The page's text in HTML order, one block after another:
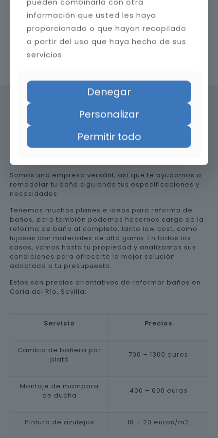
Precio de reformar el baño en
Sevilla
Somos una empresa versátil, así que te ayudamos a
remodelar tu baño siguiendo tus especificaciones y
necesidades.
Tenemos muchos planes e ideas para reforma de
baños, pero también podemos hacernos cargo de la
reforma de baño al completo, tanto low cost, como
lujosas con materiales de alta gama. En todos los
casos, vamos hasta tu propiedad y analizamos sus
condiciones para ofrecerte la mejor solución
adaptada a tu presupuesto.
Estos son precios orientativos de reformar baños en
Coria del Río, Sevilla:
Servicio Precios
Cambio de bañera por
plató
700 – 1300 euros
Montaje de mampara
de ducha
400 – 600 euros
Pintura de azulejos 18 – 20 euros/m2
información que usted les haya
proporcionado o que hayan recopilado
a partir del uso que haya hecho de sus
servicios.
Denegar
Personalizar
Permitir todo